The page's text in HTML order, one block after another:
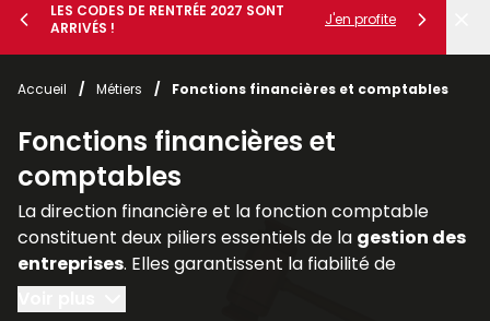
le sous-menu Vos métiers
le sous-menu Vos besoins
LES CODES DE RENTRÉE 2027 SONT
ARRIVÉS !
J'en profite
Accueil / Métiers / Fonctions financières et comptables
Fonctions financières et
comptables
La direction financière et la fonction comptable
constituent deux piliers essentiels de la gestion des
entreprises. Elles garantissent la fiabilité de
l’information financière, assurent la